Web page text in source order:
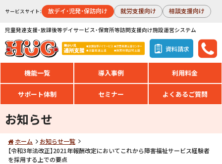
サービスサイト： 放デイ・児発・保訪向け 就労支援向け 相談支援向け
児童発達支援・放課後等デイサービス・保育所等訪問支援向け施設運営システム
資料請求
機能一覧 導入事例 利用料金
サポート体制 セミナー よくあるご質問
お知らせ
ホーム
お知らせ一覧
【令和3年法改正】2021年報酬改定においてこれから障害福祉サービス経験者
を採用する上での要点